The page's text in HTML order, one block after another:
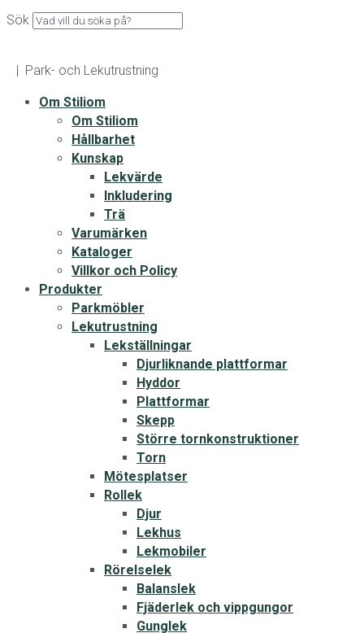
Sök
| Park- och Lekutrustning
Om Stiliom
Om Stiliom
Hållbarhet
Kunskap
Lekvärde
Inkludering
Trä
Varumärken
Kataloger
Villkor och Policy
Produkter
Parkmöbler
Lekutrustning
Lekställningar
Djurliknande plattformar
Hyddor
Plattformar
Skepp
Större tornkonstruktioner
Torn
Mötesplatser
Rollek
Djur
Lekhus
Lekmobiler
Rörelselek
Balanslek
Fjäderlek och vippgungor
Gunglek